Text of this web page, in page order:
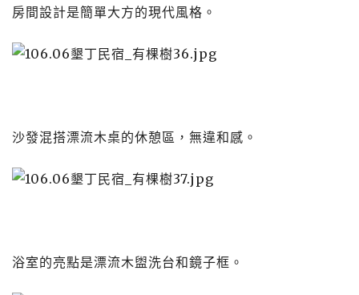
房間設計是簡單大方的現代風格。
沙發混搭漂流木桌的休憩區，無違和感。
浴室的亮點是漂流木盥洗台和鏡子框。